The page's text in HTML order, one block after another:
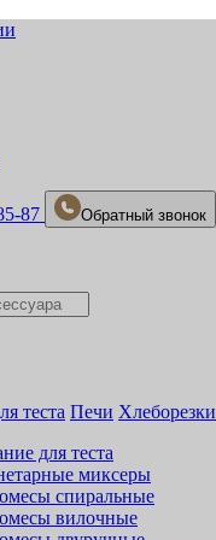
87 Обратный звонок
теста Печи Хлеборезки
для теста
миксеры
спиральные
вилочные